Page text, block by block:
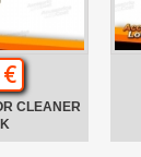
CLEANER